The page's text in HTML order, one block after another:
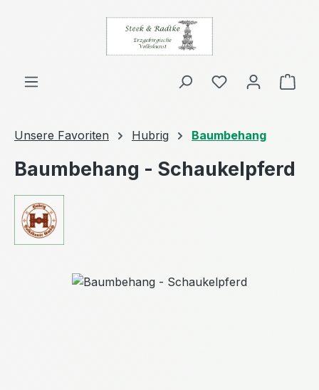
Zum Hauptinhalt springen
Unsere Favoriten Hubrig Baumbehang
Baumbehang - Schaukelpferd
Bildergalerie überspringen